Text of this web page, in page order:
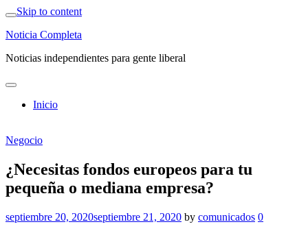
Skip to content
Noticia Completa
Noticias independientes para gente liberal
Inicio
Negocio
¿Necesitas fondos europeos para tu
pequeña o mediana empresa?
septiembre 20, 2020septiembre 21, 2020 by comunicados 0